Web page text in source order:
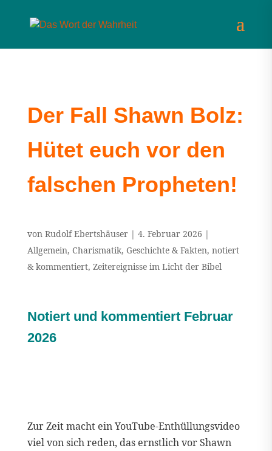
Der Fall Shawn Bolz:
Hütet euch vor den
falschen Propheten!
von Rudolf Ebertshäuser| 4. Februar 2026 |
Allgemein, Charismatik, Geschichte & Fakten, notiert
& kommentiert, Zeitereignisse im Licht der Bibel
Notiert und kommentiert Februar
2026
Zur Zeit macht ein YouTube-Enthüllungsvideo
viel von sich reden, das ernstlich vor Shawn